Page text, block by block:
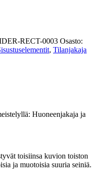
RECT-0003 Osasto:
, Tilanjakaja
Huoneenjakaja ja
toisiinsa kuvion toiston
ja muotoisia suuria seiniä.